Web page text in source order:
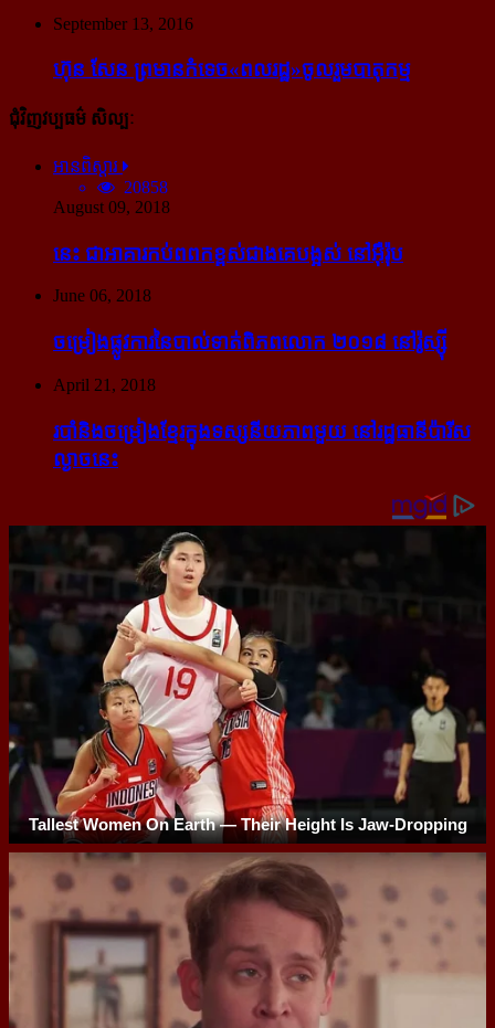
September 13, 2016
ហ៊ុន សែន ព្រមាន​កំទេច​«ពលរដ្ឋ»​ចូលរួម​បាតុកម្ម
ជុំវិញវប្បធម៌ សិល្បៈ
អានពិស្ដារ
20858
August 09, 2018
នេះ ជា​អាគារ​កប់​ពពក​ខ្ពស់​ជាង​គេ​បង្អស់ នៅ​អ៊ឺរ៉ុប
June 06, 2018
ចម្រៀង​ផ្លូវការ​នៃ​បាល់ទាត់​ពិភពលោក ២០១៨ នៅ​រ៉ូស្ស៊ី
April 21, 2018
របាំ​និង​ចម្រៀង​ខ្មែរ​ក្នុង​ទស្សនីយភាព​មួយ នៅ​រដ្ឋធានី​ប៉ារីស​
ល្ងាច​នេះ